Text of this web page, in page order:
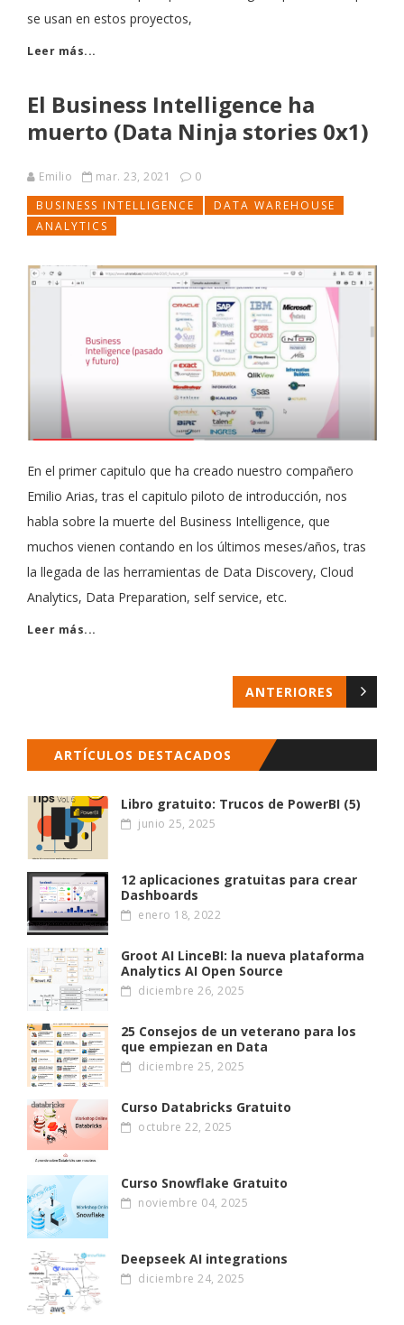
se usan en estos proyectos,
Leer más...
El Business Intelligence ha
muerto (Data Ninja stories 0x1)
Emilio mar. 23, 2021
0
BUSINESS INTELLIGENCE
DATA WAREHOUSE
ANALYTICS
En el primer capitulo que ha creado nuestro compañero
Emilio Arias, tras el capitulo piloto de introducción, nos
habla sobre la muerte del Business Intelligence, que
muchos vienen contando en los últimos meses/años, tras
la llegada de las herramientas de Data Discovery, Cloud
Analytics, Data Preparation, self service, etc.
Leer más...
ANTERIORES
ARTÍCULOS DESTACADOS
Libro gratuito: Trucos de PowerBI (5)
junio 25, 2025
12 aplicaciones gratuitas para crear
Dashboards
enero 18, 2022
Groot AI LinceBI: la nueva plataforma
Analytics AI Open Source
diciembre 26, 2025
25 Consejos de un veterano para los
que empiezan en Data
diciembre 25, 2025
Curso Databricks Gratuito
octubre 22, 2025
Curso Snowflake Gratuito
noviembre 04, 2025
Deepseek AI integrations
diciembre 24, 2025